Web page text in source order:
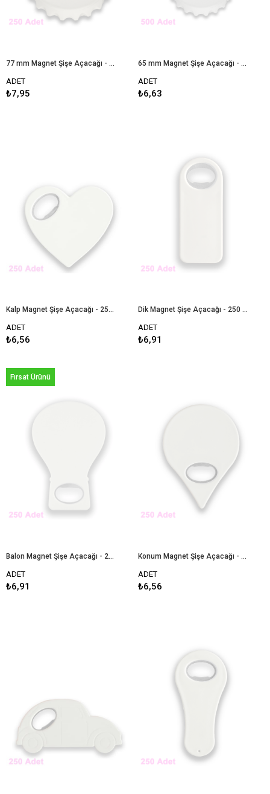
77 mm Magnet Şişe Açacağı - 250 Adet
ADET
₺7,95
65 mm Magnet Şişe Açacağı - 500 Adet
ADET
₺6,63
Kalp Magnet Şişe Açacağı - 250 Adet
ADET
₺6,56
Dik Magnet Şişe Açacağı - 250 Adet
ADET
₺6,91
Balon Magnet Şişe Açacağı - 250 Adet
ADET
₺6,91
Fırsat Ürünü
Konum Magnet Şişe Açacağı - 250 Adet
ADET
₺6,56